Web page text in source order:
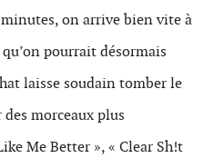
on arrive bien vite à
pourrait désormais
laisse soudain tomber le
morceaux plus
Me Better », « Clear Sh!t